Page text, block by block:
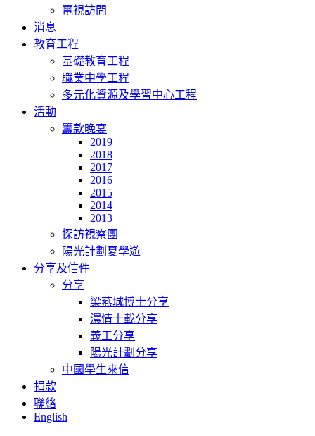
電視訪問
消息
教育工程
基礎教育工程
職業中學工程
多元化資源及學習中心工程
活動
籌款晚宴
2019
2018
2017
2016
2015
2014
2013
探訪視察團
陽光計劃夏學遊
分享及信件
分享
梁燕城博士分享
濃情十載分享
義工分享
陽光計劃分享
中國學生來信
捐款
聯絡
English